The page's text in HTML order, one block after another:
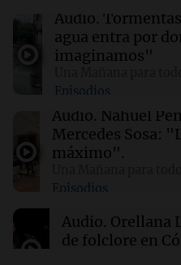
22:35 Mundo
Viudo que perdió a
en una emotiva boda
22:18 Mundo
Tensión
Argentina frenar
gobierno
22:15 Sociedad
Quiniela turista:
ganadores de hoy
Audio.
agua entra por
imaginamos"
Episodios
Audio. Nahuel
Mercedes Sosa:
máximo".
Episodios
Audio. Orellana
de folclore en